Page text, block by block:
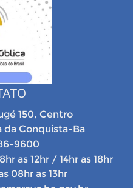
150, Centro
da Conquista-Ba
9600
as 12hr / 14hr as 18hr
08hr as 13hr